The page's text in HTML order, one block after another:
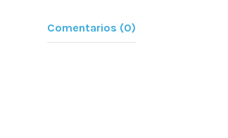
Comentarios (0)